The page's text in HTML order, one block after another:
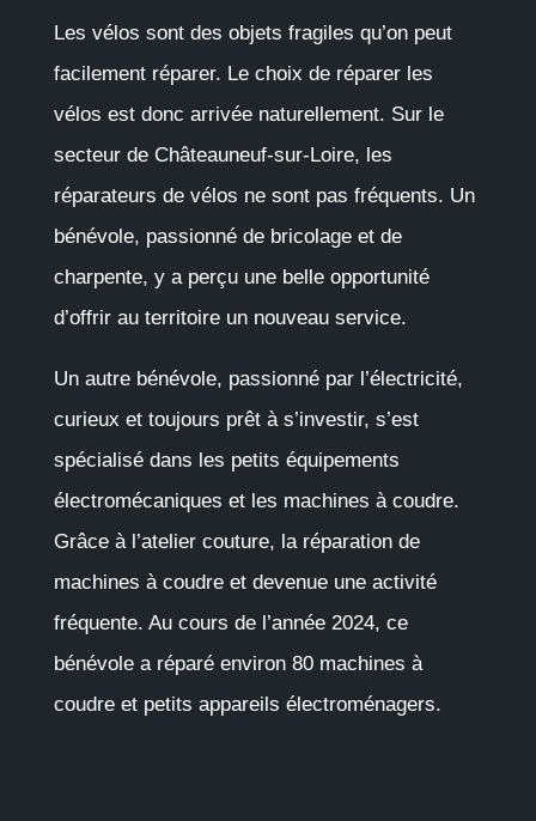
Les vélos sont des objets fragiles qu’on peut
facilement réparer. Le choix de réparer les
vélos est donc arrivée naturellement. Sur le
secteur de Châteauneuf-sur-Loire, les
réparateurs de vélos ne sont pas fréquents. Un
bénévole, passionné de bricolage et de
charpente, y a perçu une belle opportunité
d’offrir au territoire un nouveau service.
Un autre bénévole, passionné par l’électricité,
curieux et toujours prêt à s’investir, s’est
spécialisé dans les petits équipements
électromécaniques et les machines à coudre.
Grâce à l’atelier couture, la réparation de
machines à coudre et devenue une activité
fréquente. Au cours de l’année 2024, ce
bénévole a réparé environ 80 machines à
coudre et petits appareils électroménagers.